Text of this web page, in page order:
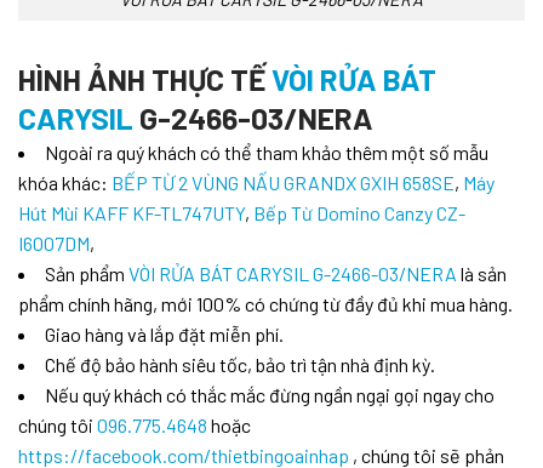
HÌNH ẢNH THỰC TẾVÒI RỬA BÁT
CARYSIL G-2466-03/NERA
Ngoài ra quý khách có thể tham khảo thêm một số mẫu
khóa khác: BẾP TỪ 2 VÙNG NẤU GRANDX GXIH 658SE, Máy
Hút Mùi KAFF KF-TL747UTY, Bếp Từ Domino Canzy CZ-
I6007DM,
Sản phẩm VÒI RỬA BÁT CARYSIL G-2466-03/NERA là sản
phẩm chính hãng, mới 100% có chứng từ đầy đủ khi mua hàng.
Giao hàng và lắp đặt miễn phí.
Chế độ bảo hành siêu tốc, bảo trì tận nhà định kỳ.
Nếu quý khách có thắc mắc đừng ngần ngại gọi ngay cho
chúng tôi 096.775.4648 hoặc
https://facebook.com/thietbingoainhap , chúng tôi sẽ phản